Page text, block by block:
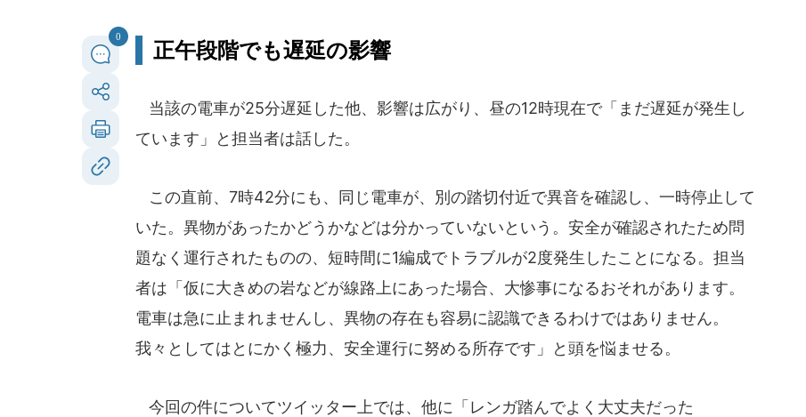
0
正午段階でも遅延の影響
当該の電車が25分遅延した他、影響は広がり、昼の12時現在で「まだ遅延が発生し
ています」と担当者は話した。
この直前、7時42分にも、同じ電車が、別の踏切付近で異音を確認し、一時停止して
いた。異物があったかどうかなどは分かっていないという。安全が確認されたため問
題なく運行されたものの、短時間に1編成でトラブルが2度発生したことになる。担当
者は「仮に大きめの岩などが線路上にあった場合、大惨事になるおそれがあります。
電車は急に止まれませんし、異物の存在も容易に認識できるわけではありません。
我々としてはとにかく極力、安全運行に努める所存です」と頭を悩ませる。
今回の件についてツイッター上では、他に「レンガ踏んでよく大丈夫だった